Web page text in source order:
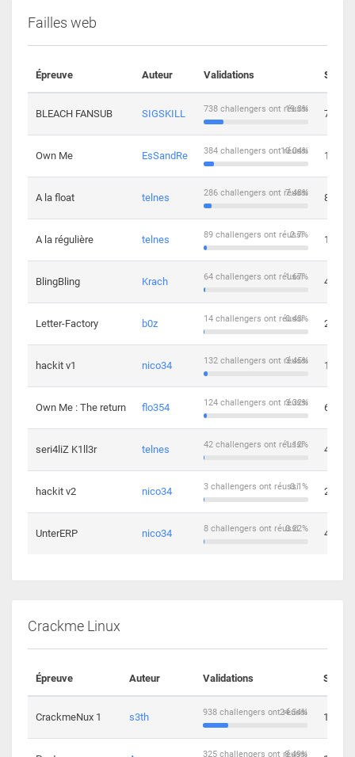
Failles web
Épreuve Auteur Validations
BLEACH FANSUB SIGSKILL 19.3%
738 challengers ont réussi 7
Own Me EsSandRe 10.04%
384 challengers ont réussi 13
A la float telnes 7.48%
286 challengers ont réussi 8
A la régulière telnes 2.7%
89 challengers ont réussi 10
BlingBling Krach 1.67%
64 challengers ont réussi 4
Letter-Factory b0z 0.43%
14 challengers ont réussi 2
hackit v1 nico34 3.45%
132 challengers ont réussi 12
Own Me : The return flo354 3.32%
124 challengers ont réussi 6
seri4liZ K1ll3r telnes 1.12%
42 challengers ont réussi 4
hackit v2 nico34 0.1%
3 challengers ont réussi 2
UnterERP nico34 0.22%
8 challengers ont réussi 4
Crackme Linux
Épreuve Auteur Validations
CrackmeNux 1 s3th 24.54%
938 challengers ont réussi 14
8.49%
325 challengers ont réussi